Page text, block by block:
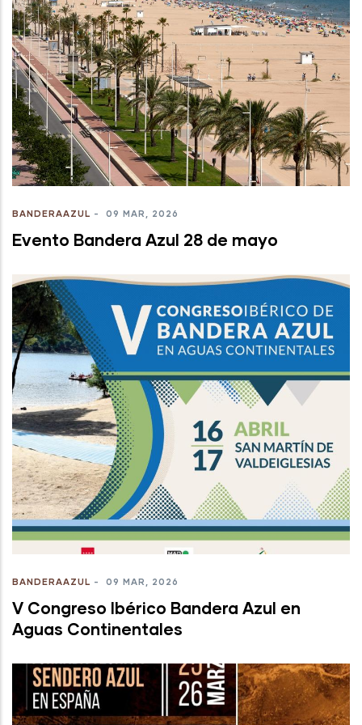
BANDERAAZUL - 09 MAR, 2026
Evento Bandera Azul 28 de mayo
BANDERAAZUL - 09 MAR, 2026
V Congreso Ibérico Bandera Azul en
Aguas Continentales